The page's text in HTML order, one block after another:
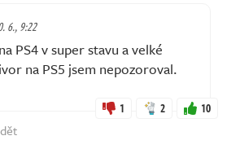
6., 9:22
PS4 v super stavu a velké
na PS5 jsem nepozoroval.
1 2 10